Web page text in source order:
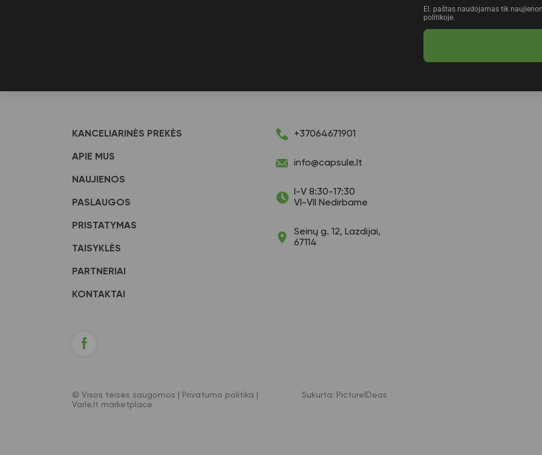
El. paštas naudojamas tik
politikoje.
KANCELIARINĖS PREKĖS
APIE MUS
NAUJIENOS
PASLAUGOS
PRISTATYMAS
TAISYKLĖS
PARTNERIAI
KONTAKTAI
+37064671901
info@capsule.lt
I-V 8:30-17:30
VI-VII Nedirbame
Seinų g. 12, Lazdijai,
67114
© Visos teisės saugomos | Privatumo politika
Varle.lt marketplace
Sukurta: PictureIDeas